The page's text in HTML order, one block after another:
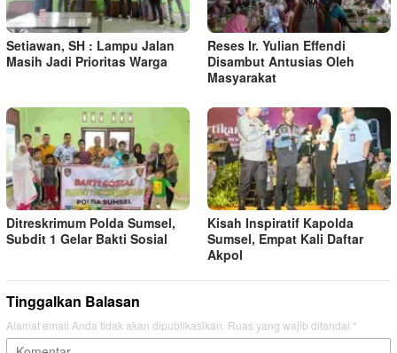
Setiawan, SH : Lampu Jalan
Masih Jadi Prioritas Warga
Reses Ir. Yulian Effendi
Disambut Antusias Oleh
Masyarakat
Ditreskrimum Polda Sumsel,
Subdit 1 Gelar Bakti Sosial
Kisah Inspiratif Kapolda
Sumsel, Empat Kali Daftar
Akpol
Tinggalkan Balasan
Alamat email Anda tidak akan dipublikasikan. Ruas yang wajib ditandai *